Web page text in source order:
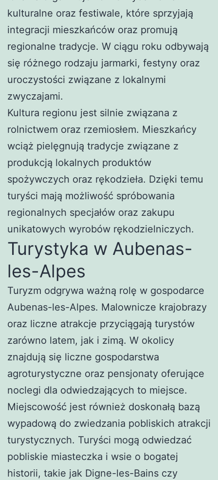
kulturalne oraz festiwale, które sprzyjają
integracji mieszkańców oraz promują
regionalne tradycje. W ciągu roku odbywają
się różnego rodzaju jarmarki, festyny oraz
uroczystości związane z lokalnymi
zwyczajami.
Kultura regionu jest silnie związana z
rolnictwem oraz rzemiosłem. Mieszkańcy
wciąż pielęgnują tradycje związane z
produkcją lokalnych produktów
spożywczych oraz rękodzieła. Dzięki temu
turyści mają możliwość spróbowania
regionalnych specjałów oraz zakupu
unikatowych wyrobów rękodzielniczych.
Turystyka w Aubenas-
les-Alpes
Turyzm odgrywa ważną rolę w gospodarce
Aubenas-les-Alpes. Malownicze krajobrazy
oraz liczne atrakcje przyciągają turystów
zarówno latem, jak i zimą. W okolicy
znajdują się liczne gospodarstwa
agroturystyczne oraz pensjonaty oferujące
noclegi dla odwiedzających to miejsce.
Miejscowość jest również doskonałą bazą
wypadową do zwiedzania pobliskich atrakcji
turystycznych. Turyści mogą odwiedzać
pobliskie miasteczka i wsie o bogatej
historii, takie jak Digne-les-Bains czy